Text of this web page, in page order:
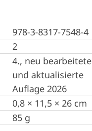
978-3-8317-7548-4
2
4., neu bearbeitete
und aktualisierte
Auflage 2026
0,8 × 11,5 × 26 cm
85 g